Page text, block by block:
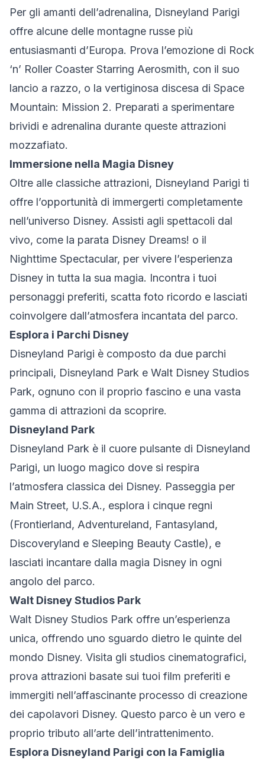
Per gli amanti dell’adrenalina, Disneyland Parigi
offre alcune delle montagne russe più
entusiasmanti d’Europa. Prova l’emozione di Rock
‘n’ Roller Coaster Starring Aerosmith, con il suo
lancio a razzo, o la vertiginosa discesa di Space
Mountain: Mission 2. Preparati a sperimentare
brividi e adrenalina durante queste attrazioni
mozzafiato.
Immersione nella Magia Disney
Oltre alle classiche attrazioni, Disneyland Parigi ti
offre l’opportunità di immergerti completamente
nell’universo Disney. Assisti agli spettacoli dal
vivo, come la parata Disney Dreams! o il
Nighttime Spectacular, per vivere l’esperienza
Disney in tutta la sua magia. Incontra i tuoi
personaggi preferiti, scatta foto ricordo e lasciati
coinvolgere dall’atmosfera incantata del parco.
Esplora i Parchi Disney
Disneyland Parigi è composto da due parchi
principali, Disneyland Park e Walt Disney Studios
Park, ognuno con il proprio fascino e una vasta
gamma di attrazioni da scoprire.
Disneyland Park
Disneyland Park è il cuore pulsante di Disneyland
Parigi, un luogo magico dove si respira
l’atmosfera classica dei Disney. Passeggia per
Main Street, U.S.A., esplora i cinque regni
(Frontierland, Adventureland, Fantasyland,
Discoveryland e Sleeping Beauty Castle), e
lasciati incantare dalla magia Disney in ogni
angolo del parco.
Walt Disney Studios Park
Walt Disney Studios Park offre un’esperienza
unica, offrendo uno sguardo dietro le quinte del
mondo Disney. Visita gli studios cinematografici,
prova attrazioni basate sui tuoi film preferiti e
immergiti nell’affascinante processo di creazione
dei capolavori Disney. Questo parco è un vero e
proprio tributo all’arte dell’intrattenimento.
Esplora Disneyland Parigi con la Famiglia